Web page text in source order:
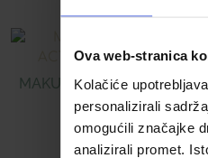
Ova web-stranica
Kolačiće
personalizirali
omogućili značajke
analizirali promet.
MAKULIN DUAL ACTION
KAPI 10 ML